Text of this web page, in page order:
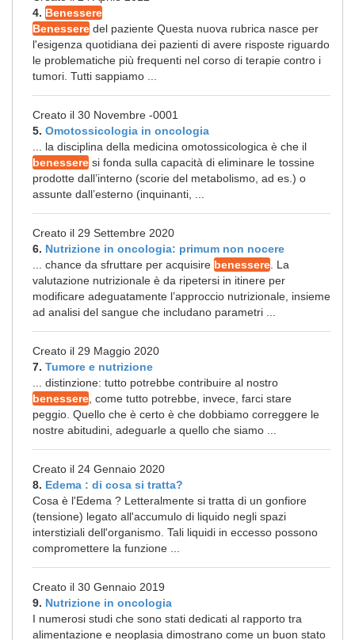
4. Benessere
Benessere del paziente Questa nuova rubrica nasce per
l'esigenza quotidiana dei pazienti di avere risposte riguardo
le problematiche più frequenti nel corso di terapie contro i
tumori. Tutti sappiamo ...
Creato il 30 Novembre -0001
5. Omotossicologia in oncologia
... la disciplina della medicina omotossicologica è che il
benessere si fonda sulla capacità di eliminare le tossine
prodotte dall’interno (scorie del metabolismo, ad es.) o
assunte dall’esterno (inquinanti, ...
Creato il 29 Settembre 2020
6. Nutrizione in oncologia: primum non nocere
... chance da sfruttare per acquisire benessere . La
valutazione nutrizionale è da ripetersi in itinere per
modificare adeguatamente l’approccio nutrizionale, insieme
ad analisi del sangue che includano parametri ...
Creato il 29 Maggio 2020
7. Tumore e nutrizione
... distinzione: tutto potrebbe contribuire al nostro
benessere , come tutto potrebbe, invece, farci stare
peggio. Quello che è certo è che dobbiamo correggere le
nostre abitudini, adeguarle a quello che siamo ...
Creato il 24 Gennaio 2020
8. Edema : di cosa si tratta?
Cosa è l'Edema ? Letteralmente si tratta di un gonfiore
(tensione) legato all'accumulo di liquido negli spazi
interstiziali dell'organismo. Tali liquidi in eccesso possono
compromettere la funzione ...
Creato il 30 Gennaio 2019
9. Nutrizione in oncologia
I numerosi studi che sono stati dedicati al rapporto tra
alimentazione e neoplasia dimostrano come un buon stato